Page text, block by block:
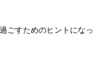
ごすためのヒントになっ